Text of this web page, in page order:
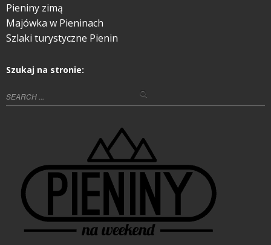
Pieniny zimą
Majówka w Pieninach
Szlaki turystyczne Pienin
Szukaj na stronie: